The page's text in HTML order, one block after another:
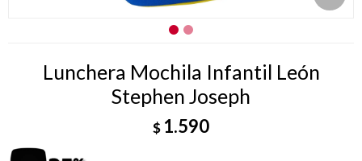
Lunchera Mochila Infantil León
Stephen Joseph
$ 1.590